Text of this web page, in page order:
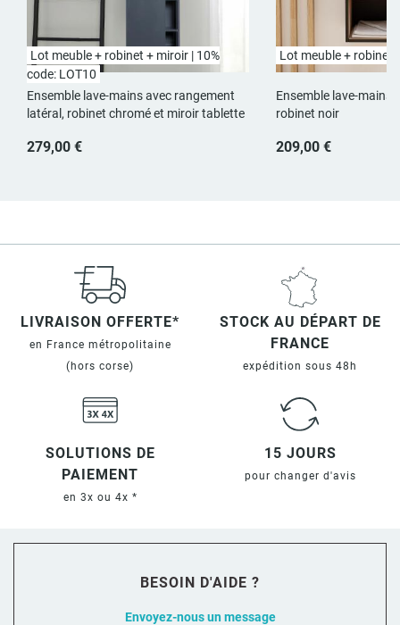
Lot meuble + robinet + miroir | 10%
code: LOT10
Ensemble lave-mains avec rangement
latéral, robinet chromé et miroir tablette
279,00 €
Lot meuble + robinet |
Ensemble lave-mains
robinet noir
209,00 €
LIVRAISON OFFERTE*
en France métropolitaine
(hors corse)
STOCK AU DÉPART DE
FRANCE
expédition sous 48h
SOLUTIONS DE
PAIEMENT
en 3x ou 4x *
15 JOURS
pour changer d'avis
BESOIN D'AIDE ?
Envoyez-nous un message